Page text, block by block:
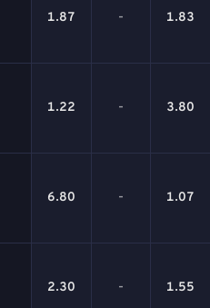
1.87 - 1.83
1.22 - 3.80
6.80 - 1.07
2.30 - 1.55